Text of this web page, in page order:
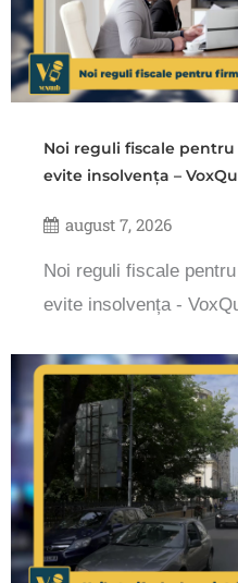
Noi reguli fiscale
evite insolvența –
august 7, 2026
Noi reguli fiscale
evite insolvența -